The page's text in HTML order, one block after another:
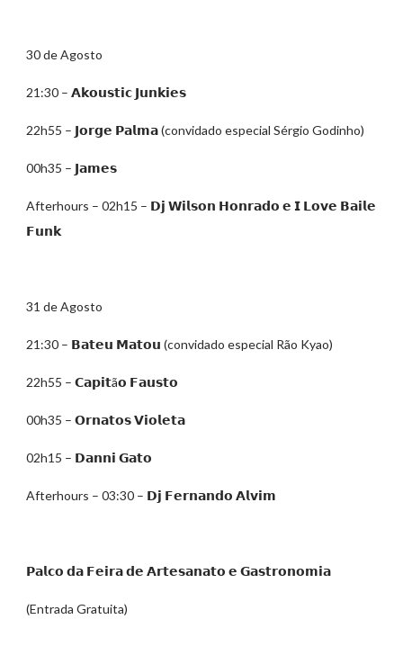
30 de Agosto
21:30 – 𝗔𝗸𝗼𝘂𝘀𝘁𝗶𝗰 𝗝𝘂𝗻𝗸𝗶𝗲𝘀
22h55 – 𝗝𝗼𝗿𝗴𝗲 𝗣𝗮𝗹𝗺𝗮 (convidado especial Sérgio Godinho)
00h35 – 𝗝𝗮𝗺𝗲𝘀
Afterhours – 02h15 – 𝗗𝗷 𝗪𝗶𝗹𝘀𝗼𝗻 𝗛𝗼𝗻𝗿𝗮𝗱𝗼 𝗲 𝗜 𝗟𝗼𝘃𝗲 𝗕𝗮𝗶𝗹𝗲
𝗙𝘂𝗻𝗸
31 de Agosto
21:30 – 𝗕𝗮𝘁𝗲𝘂 𝗠𝗮𝘁𝗼𝘂 (convidado especial Rão Kyao)
22h55 – 𝗖𝗮𝗽𝗶𝘁ã𝗼 𝗙𝗮𝘂𝘀𝘁𝗼
00h35 – 𝗢𝗿𝗻𝗮𝘁𝗼𝘀 𝗩𝗶𝗼𝗹𝗲𝘁𝗮
02h15 – 𝗗𝗮𝗻𝗻𝗶 𝗚𝗮𝘁𝗼
Afterhours – 03:30 – 𝗗𝗷 𝗙𝗲𝗿𝗻𝗮𝗻𝗱𝗼 𝗔𝗹𝘃𝗶𝗺
𝗣𝗮𝗹𝗰𝗼 𝗱𝗮 𝗙𝗲𝗶𝗿𝗮 𝗱𝗲 𝗔𝗿𝘁𝗲𝘀𝗮𝗻𝗮𝘁𝗼 𝗲 𝗚𝗮𝘀𝘁𝗿𝗼𝗻𝗼𝗺𝗶𝗮
(Entrada Gratuita)